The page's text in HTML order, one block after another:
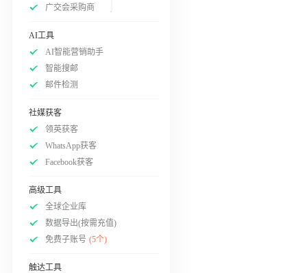
广交会采购商
AI工具
AI智能营销助手
智能搜邮
邮件检测
社媒获客
领英获客
WhatsApp获客
Facebook获客
高级工具
全球企业库
数据导出(按需充值)
免费子账号 (5个)
触达工具